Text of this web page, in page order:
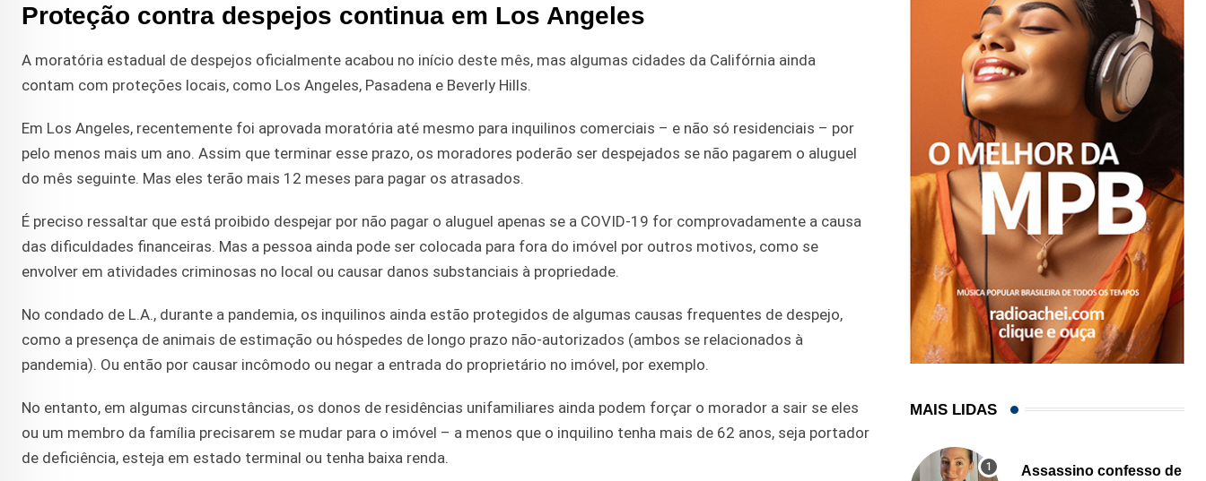
Proteção contra despejos continua em Los Angeles
A moratória estadual de despejos oficialmente acabou no início deste mês, mas algumas cidades da Califórnia ainda
contam com proteções locais, como Los Angeles, Pasadena e Beverly Hills.
Em Los Angeles, recentemente foi aprovada moratória até mesmo para inquilinos comerciais – e não só residenciais – por
pelo menos mais um ano. Assim que terminar esse prazo, os moradores poderão ser despejados se não pagarem o aluguel
do mês seguinte. Mas eles terão mais 12 meses para pagar os atrasados.
É preciso ressaltar que está proibido despejar por não pagar o aluguel apenas se a COVID-19 for comprovadamente a causa
das dificuldades financeiras. Mas a pessoa ainda pode ser colocada para fora do imóvel por outros motivos, como se
envolver em atividades criminosas no local ou causar danos substanciais à propriedade.
No condado de L.A., durante a pandemia, os inquilinos ainda estão protegidos de algumas causas frequentes de despejo,
como a presença de animais de estimação ou hóspedes de longo prazo não-autorizados (ambos se relacionados à
pandemia). Ou então por causar incômodo ou negar a entrada do proprietário no imóvel, por exemplo.
No entanto, em algumas circunstâncias, os donos de residências unifamiliares ainda podem forçar o morador a sair se eles
ou um membro da família precisarem se mudar para o imóvel – a menos que o inquilino tenha mais de 62 anos, seja portador
de deficiência, esteja em estado terminal ou tenha baixa renda.
MAIS LIDAS
Assassino confesso de